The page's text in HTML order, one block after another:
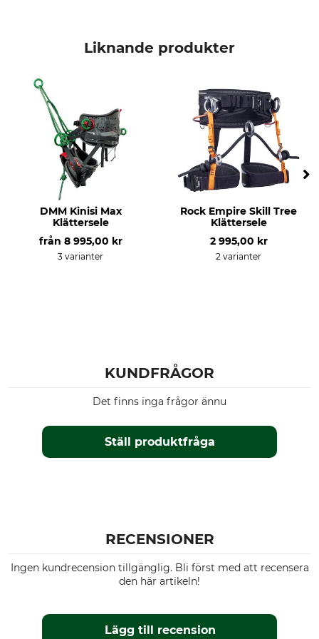
Liknande produkter
DMM Kinisi Max
Klättersele
från 8 995,00 kr
3 varianter
Rock Empire Skill Tree
Klättersele
2 995,00 kr
2 varianter
KUNDFRÅGOR
Ställ produktfråga
Det finns inga frågor ännu
RECENSIONER
Ingen kundrecension tillgänglig. Bli först med att recensera
den här artikeln!
Lägg till recension